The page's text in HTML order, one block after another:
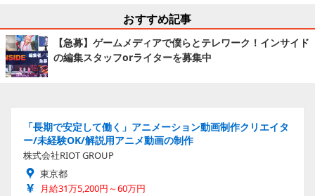
おすすめ記事
【急募】ゲームメディアで僕らとテレワーク！インサイド
の編集スタッフorライターを募集中
「長期で安定して働く」アニメーション動画制作クリエイタ
ー/未経験OK/解説用アニメ動画の制作
株式会社RIOT GROUP
東京都
月給31万5,200円～60万円